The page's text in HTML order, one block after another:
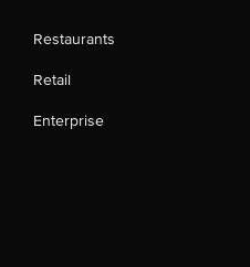
Restaurants
Retail
Enterprise